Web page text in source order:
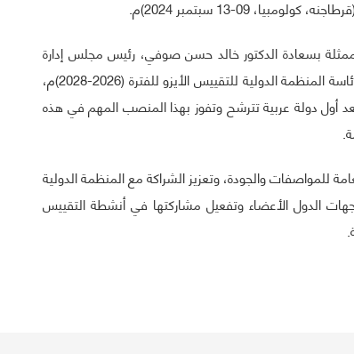
09-13 سبتمبر 2024)م.
بسعادة الدكتور خالد حسن صوفي، رئيس مجلس إدارة
الهيئة المصرية العامة للمواصفات والجودة، بمناسبة فوزها بمنصب رئاسة المنظمة الدولية للتقييس الأيزو للفترة (2026-2028)م،
منصب الرئيس المنتخب في عام 2025م، حيث تُعد أول دولة عربية تترشح وتفوز بهذا المنصب المهم في هذه
للمواصفات والجودة، وتعزيز الشراكة مع المنظمة الدولية
الدول الأعضاء وتفعيل مشاركتها في أنشطة التقييس